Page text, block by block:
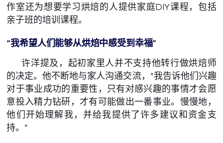
作室还为想要学习烘焙的人提供家庭DIY课程，包括
亲子班的培训课程。
“我希望人们能够从烘焙中感受到幸福”
许洋提及，起初家里人并不支持他转行做烘焙师
的决定。他不断地与家人沟通交流，“我告诉他们兴趣
对于事业成功的重要性，只有对感兴趣的事情才会愿
意投入精力钻研，才有可能做出一番事业。慢慢地，
他们开始理解我，并给我提供了许多建议和资金支
持。”